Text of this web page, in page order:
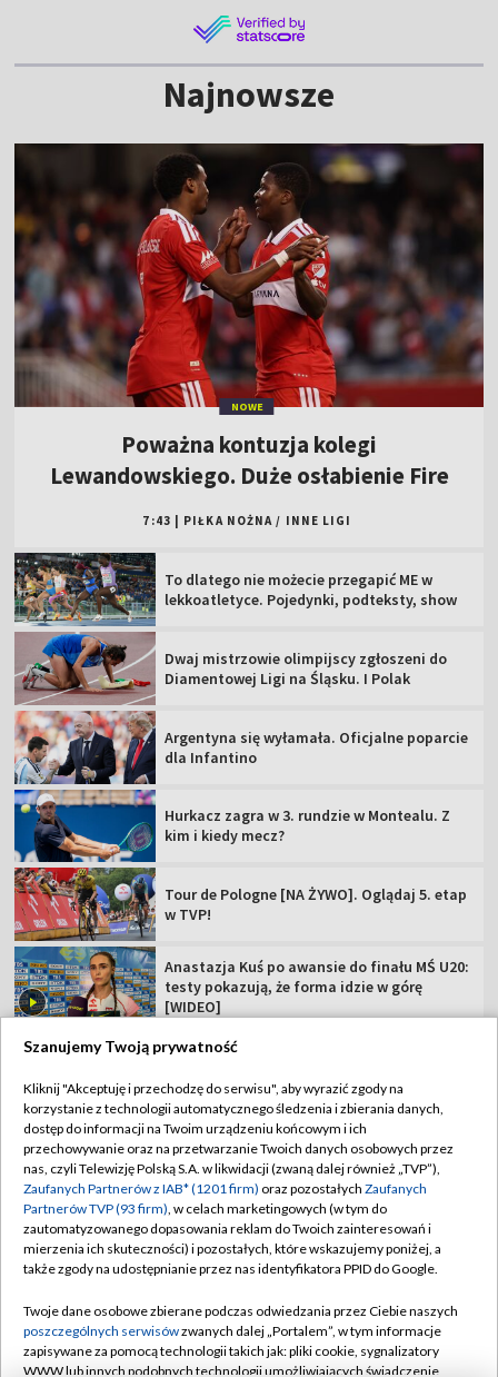
Najnowsze
NOWE
Poważna kontuzja kolegi
Lewandowskiego. Duże osłabienie Fire
7:43 PIŁKA NOŻNA / INNE LIGI
To dlatego nie możecie przegapić ME w
lekkoatletyce. Pojedynki, podteksty, show
Dwaj mistrzowie olimpijscy zgłoszeni do
Diamentowej Ligi na Śląsku. I Polak
Argentyna się wyłamała. Oficjalne poparcie
dla Infantino
Hurkacz zagra w 3. rundzie w Montealu. Z
kim i kiedy mecz?
Tour de Pologne [NA ŻYWO]. Oglądaj 5. etap
w TVP!
Anastazja Kuś po awansie do finału MŚ U20:
testy pokazują, że forma idzie w górę
[WIDEO]
TVP
Abonament TVP
Sklep TVP
Biuro Reklamy
Oferta Handlowa
Emisja w TVP
Rada Programowa
Regulamin TVP
Polityka prywatności
Moje zgody
Biuro reklamy
Kanały
Szanujemy Twoją prywatność
Kliknij "Akceptuję i przechodzę do serwisu", aby wyrazić zgody na
korzystanie z technologii automatycznego śledzenia i zbierania danych,
dostęp do informacji na Twoim urządzeniu końcowym i ich
przechowywanie oraz na przetwarzanie Twoich danych osobowych przez
nas, czyli Telewizję Polską S.A. w likwidacji (zwaną dalej również „TVP”),
Zaufanych Partnerów z IAB* (1201 firm) oraz pozostałych Zaufanych
Partnerów TVP (93 firm), w celach marketingowych (w tym do
zautomatyzowanego dopasowania reklam do Twoich zainteresowań i
mierzenia ich skuteczności) i pozostałych, które wskazujemy poniżej, a
także zgody na udostępnianie przez nas identyfikatora PPID do Google.
Twoje dane osobowe zbierane podczas odwiedzania przez Ciebie naszych
poszczególnych serwisówzwanych dalej „Portalem”, w tym informacje
zapisywane za pomocą technologii takich jak: pliki cookie, sygnalizatory
WWW lub innych podobnych technologii umożliwiających świadczenie